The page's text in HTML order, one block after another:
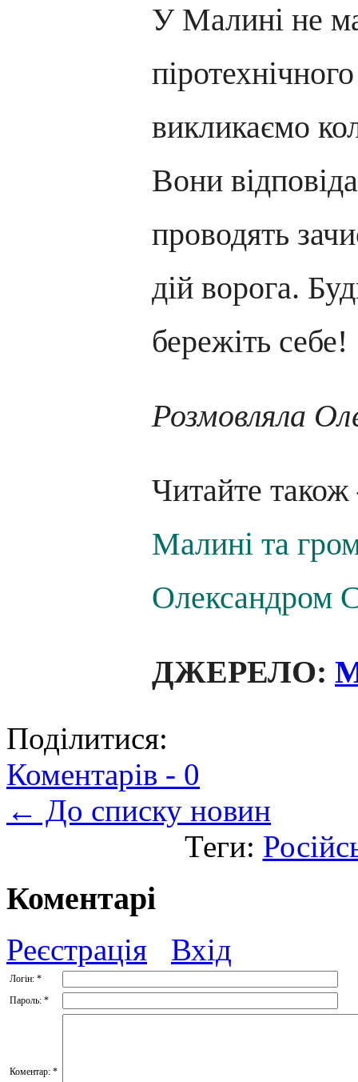
У Малині не
викликаємо
Вони
проводять
дій ворога.
бережіть себе!
Розмовляла
Читайте також
Малині та
Олександром
ДЖЕРЕЛО:
Поділитися:
Коментарів - 0
← До списку новин
Теги:
Коментарі
Реєстрація Вхід
Логін: *
Пароль: *
Коментар: *